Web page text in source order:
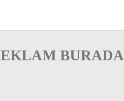
BURADA